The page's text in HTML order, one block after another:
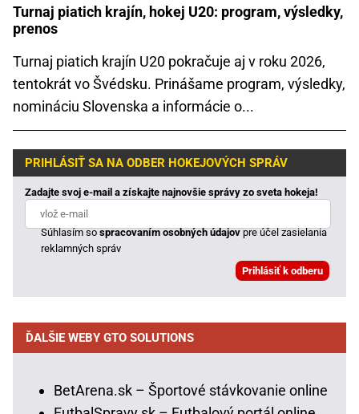
Turnaj piatich krajín, hokej U20: program, výsledky,
prenos
Turnaj piatich krajín U20 pokračuje aj v roku 2026,
tentokrát vo Švédsku. Prinášame program, výsledky,
nomináciu Slovenska a informácie o...
PRIHLÁSIŤ SA NA ODBER HOKEJOVÝCH SPRÁV
Zadajte svoj e-mail a získajte najnovšie správy zo sveta hokeja!
Súhlasím sospracovaním osobných údajovpre účel zasielania
reklamných správ
ĎALŠIE WEBY GTO SOLUTIONS
BetArena.sk – Športové stávkovanie online